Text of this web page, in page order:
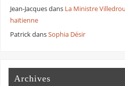
Jean-Jacquesdans La Ministre
haïtienne
PatrickdansSophia Désir
Archives